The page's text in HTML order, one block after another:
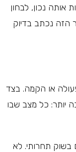
אותה נכון, לבחון
הזה נכתב בדיוק
או הקמה. בצד
יותר: כל מצב שבו
בשוק תחרותי. לא